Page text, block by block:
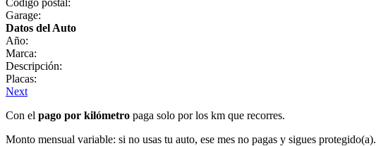
Garage:
Datos del Auto
Año:
Marca:
Descripción:
Placas:
Next
Con el pago por kilómetro paga solo por los km que recorres.
Monto mensual variable: si no usas tu auto, ese mes no pagas y sigues protegido(a).